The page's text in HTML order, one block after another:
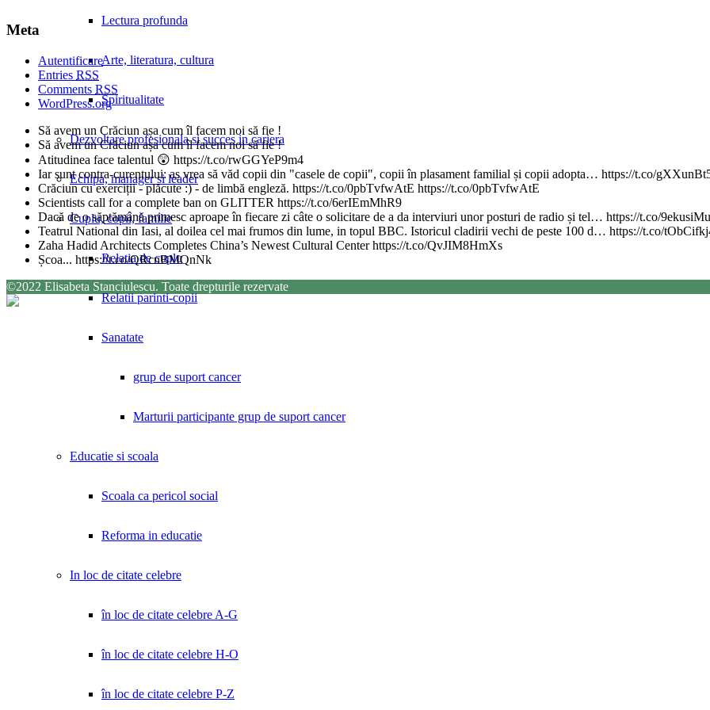
Lectura profunda
Arte, literatura, cultura
Spiritualitate
Dezvoltare profesionala si succes in cariera
Echipa, manager si leader
Cuplu, copii, familie
Relatia de cuplu
Relatii parinti-copii
Sanatate
grup de suport cancer
Marturii participante grup de suport cancer
Educatie si scoala
Scoala ca pericol social
Reforma in educatie
In loc de citate celebre
în loc de citate celebre A-G
în loc de citate celebre H-O
în loc de citate celebre P-Z
Meta
Autentificare
Entries RSS
Comments RSS
WordPress.org
Să avem un Crăciun așa cum îl facem noi să fie !
Să avem un Crăciun așa cum îl facem noi să fie !
Atitudinea face talentul 😲 https://t.co/rwGGYeP9m4
Iar sunt contra-curentului: aș vrea să văd copii din "casele de copii", copii în plasament familial și copii adopta… https://t.co/
Crăciun cu exerciții - plăcute :) - de limbă engleză. https://t.co/0pbTvfwAtE https://t.co/0pbTvfwAtE
Scientists call for a complete ban on GLITTER https://t.co/6erIEmMhR9
Dacă de o săptămână primesc aproape în fiecare zi câte o solicitare de a da interviuri unor posturi de radio și tel… https://t.co/
Teatrul National din Iasi, al doilea cel mai frumos din lume, in topul BBC. Istoricul cladirii vechi de peste 100 d… https://t.co/
Zaha Hadid Architects Completes China’s Newest Cultural Center https://t.co/QvJIM8HmXs
Școa... https://t.co/QRcnBMQnNk
©2022 Elisabeta Stanciulescu. Toate drepturile rezervate